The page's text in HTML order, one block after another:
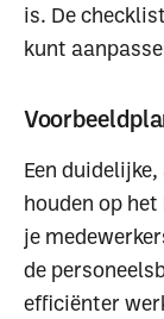
is. De
kunt
Een
houden op
je
de
efficiënter